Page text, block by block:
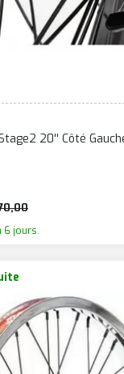
20'' Côté
6 jours.